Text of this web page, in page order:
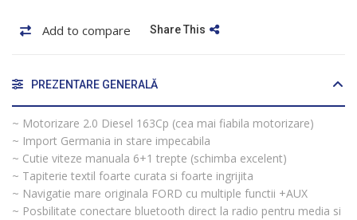
Add to compare Share This
PREZENTARE GENERALĂ
~ Motorizare 2.0 Diesel 163Cp (cea mai fiabila motorizare)
~ Import Germania in stare impecabila
~ Cutie viteze manuala 6+1 trepte (schimba excelent)
~ Tapiterie textil foarte curata si foarte ingrijita
~ Navigatie mare originala FORD cu multiple functii +AUX
~ Posbilitate conectare bluetooth direct la radio pentru media si